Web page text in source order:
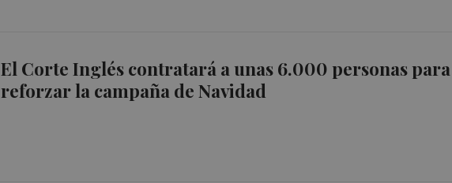
El Corte Inglés contratará a unas 6.000 personas para
reforzar la campaña de Navidad